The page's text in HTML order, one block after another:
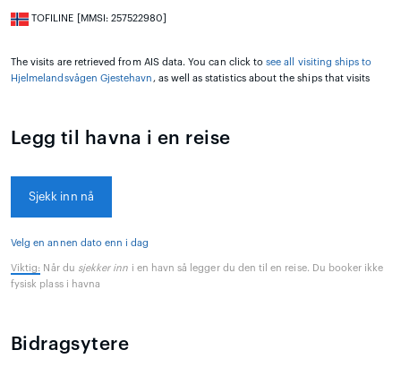
TOFILINE [MMSI: 257522980]
The visits are retrieved from AIS data. You can click tosee all visiting ships to
Hjelmelandsvågen Gjestehavn, as well as statistics about the ships that visits
Legg til havna i en reise
Sjekk inn nå
Velg en annen dato enn i dag
Viktig: Når du sjekker inn i en havn så legger du den til en reise. Du booker ikke
fysisk plass i havna
Bidragsytere